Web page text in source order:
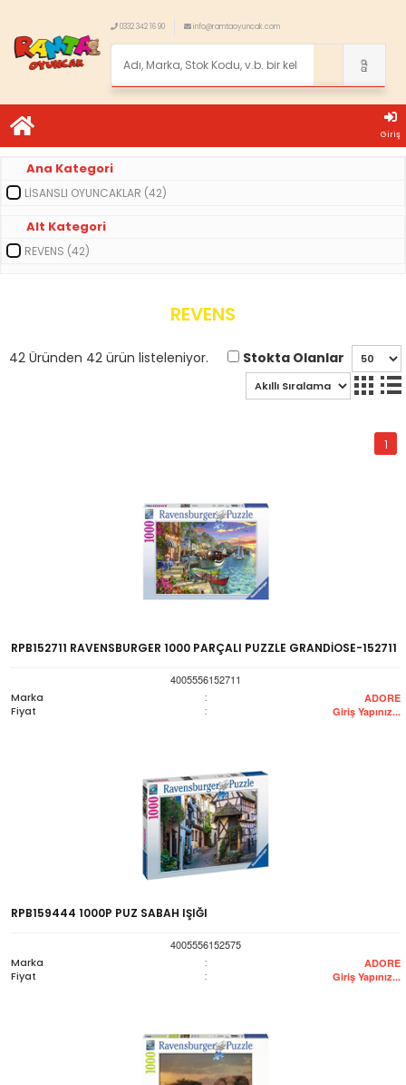
0332 342 16 90 info@ramtaoyuncak.com
Giriş
Ana Kategori
LİSANSLI OYUNCAKLAR (42)
Alt Kategori
REVENS (42)
REVENS
42 Üründen 42 ürün listeleniyor. Stokta Olanlar
1
RPB152711 RAVENSBURGER 1000 PARÇALI PUZZLE GRANDİOSE-152711
4005556152711
Marka
: ADORE
Fiyat : Giriş Yapınız...
RPB159444 1000P PUZ SABAH IŞIĞI
4005556152575
Marka
: ADORE
Fiyat : Giriş Yapınız...